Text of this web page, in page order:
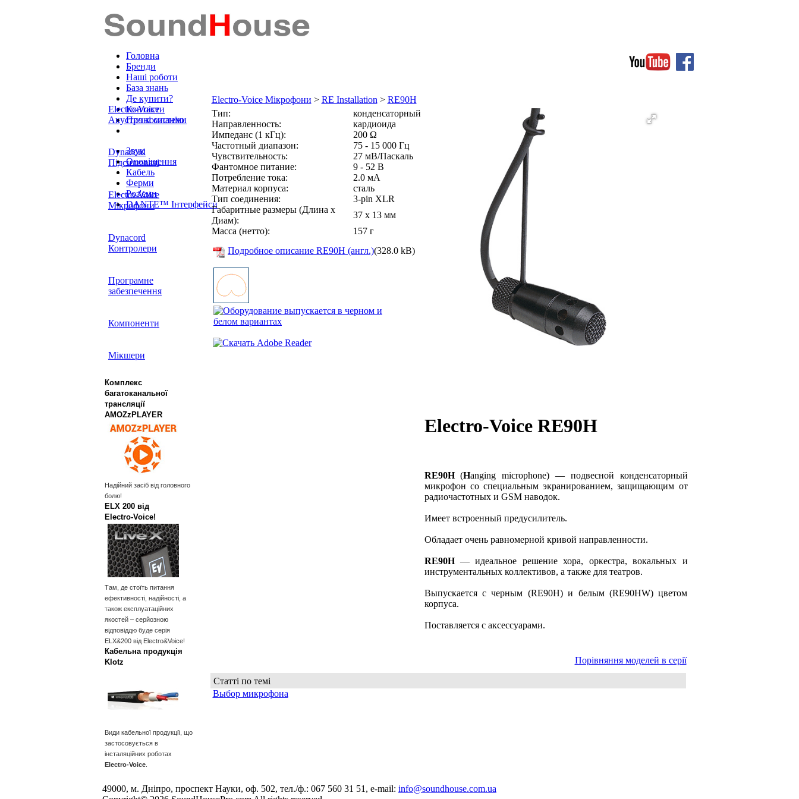
Головна
Бренди
Наші роботи
База знань
Де купити?
Контакти
Про компанію
Звук
Оповіщення
Кабель
Ферми
Роз'єми
DANTE™ Інтерфейси
Electro-Voice
Акустичні системи
Dynacord
Підсилювачі
Electro-Voice
Мікрофони
Dynacord
Контролери
Програмне
забезпечення
Компоненти
Мікшери
Комплекс
багатоканальної
трансляції
AMOZzPLAYER
Надійний засіб від головного
болю!
ELX 200 від
Electro‑Voice!
Там, де стоїть питання
ефективності, надійності, а
також експлуатаційних
якостей – серйозною
відповіддю буде серія
ELX&200 від Electro&Voice!
Кабельна продукція
Klotz
Види кабельної продукції, що
застосовується в
інсталяційних роботах
Electro-Voice
Electro-Voice Мікрофони > RE Installation > RE90H
Тип:
конденсаторный
Направленность:
кардиоида
Импеданс (1 кГц):
200 Ω
Частотный диапазон:
75 - 15 000 Гц
Чувствительность:
27 мВ/Паскаль
Фантомное питание:
9 - 52 В
Потребление тока:
2.0 мА
Материал корпуса:
сталь
Тип соединения:
3-pin XLR
Габаритные размеры (Длина x
Диам):
37 х 13 мм
Масса (нетто):
157 г
Подробное описание RE90H (англ.)(328.0 kB)
Electro-Voice RE90H
RE90H(Hanging microphone) — подвесной конденсаторный
микрофон со специальным экранированием, защищающим от
радиочастотных и GSM наводок.
Имеет встроенный предусилитель.
Обладает очень равномерной кривой направленности.
RE90H— идеальное решение хора, оркестра, вокальных и
инструментальных коллективов, а также для театров.
Выпускается с черным (RE90H) и белым (RE90HW) цветом
корпуса.
Поставляется с аксессуарами.
Порівняння моделей в серії
Статті по темі
Выбор микрофона
49000, м. Дніпро, проспект Науки, оф. 502, тел./ф.: 067 560 31 51, e-mail: info@soundhouse.com.ua